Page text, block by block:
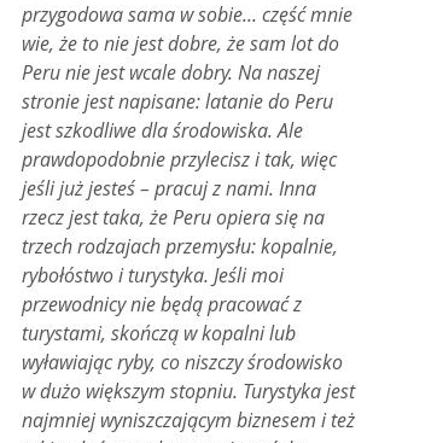
przygodowa sama w sobie... część mnie
wie, że to nie jest dobre, że sam lot do
Peru nie jest wcale dobry. Na naszej
stronie jest napisane: latanie do Peru
jest szkodliwe dla środowiska. Ale
prawdopodobnie przylecisz i tak, więc
jeśli już jesteś – pracuj z nami. Inna
rzecz jest taka, że Peru opiera się na
trzech rodzajach przemysłu: kopalnie,
rybołóstwo i turystyka. Jeśli moi
przewodnicy nie będą pracować z
turystami, skończą w kopalni lub
wyławiając ryby, co niszczy środowisko
w dużo większym stopniu. Turystyka jest
najmniej wyniszczającym biznesem i też